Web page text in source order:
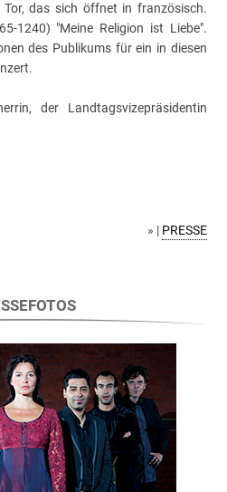
das sich öffnet in französisch.
1240) "Meine Religion ist Liebe".
des Publikums für ein in diesen
der Landtagsvizepräsidentin
» | PRESSE